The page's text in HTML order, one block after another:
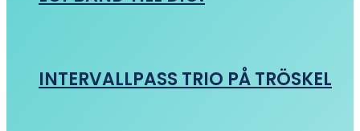
INTERVALLPASS TRIO PÅ TRÖSKEL